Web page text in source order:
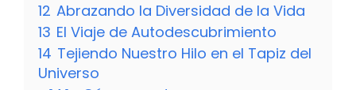
12 Abrazando la Diversidad de la Vida
13 El Viaje de Autodescubrimiento
14 Tejiendo Nuestro Hilo en el Tapiz del
Universo